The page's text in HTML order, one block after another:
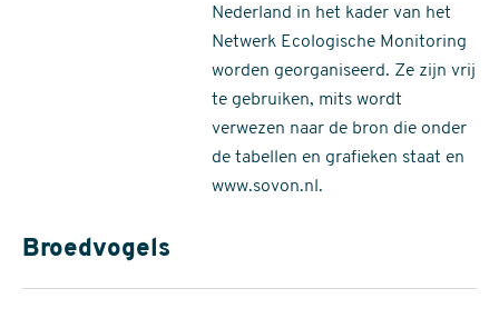
Nederland in het kader van het
Netwerk Ecologische Monitoring
worden georganiseerd. Ze zijn vrij
te gebruiken, mits wordt
verwezen naar de bron die onder
de tabellen en grafieken staat en
www.sovon.nl.
Broedvogels